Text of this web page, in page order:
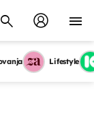
Lifestyle